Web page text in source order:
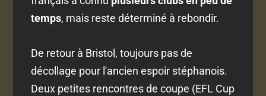
temps, mais reste déterminé à rebondir.
De retour à Bristol, toujours pas de
décollage pour l'ancien espoir stéphanois.
Deux petites rencontres de coupe (EFL Cup